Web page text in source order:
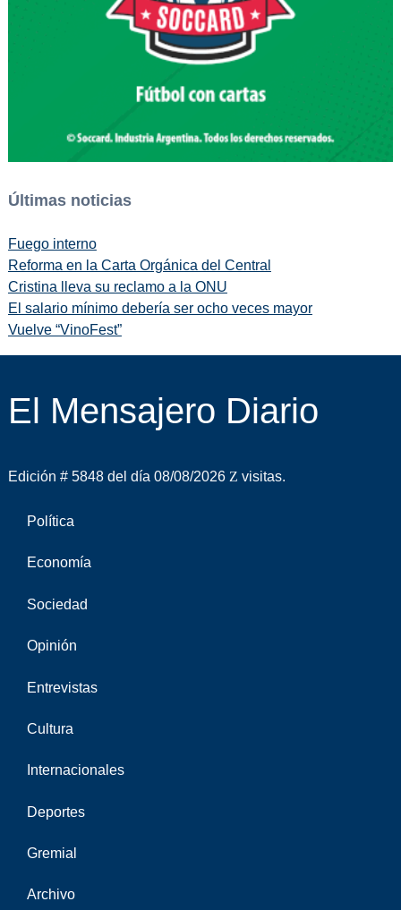
Últimas noticias
Fuego interno
Reforma en la Carta Orgánica del Central
Cristina lleva su reclamo a la ONU
El salario mínimo debería ser ocho veces mayor
Vuelve “VinoFest”
El Mensajero Diario
Edición # 5848 del día 08/08/2026 visitas.
Política
Economía
Sociedad
Opinión
Entrevistas
Cultura
Internacionales
Deportes
Gremial
Archivo